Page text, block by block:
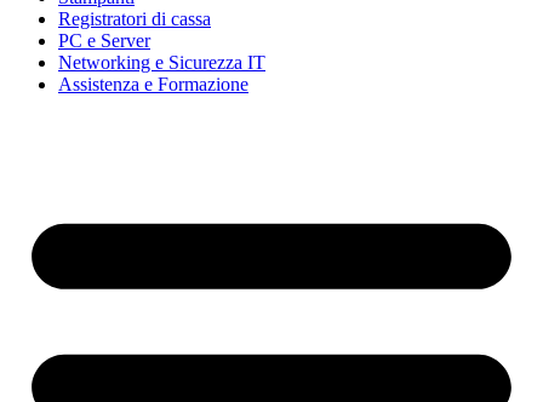
Registratori di cassa
PC e Server
Networking e Sicurezza IT
Assistenza e Formazione